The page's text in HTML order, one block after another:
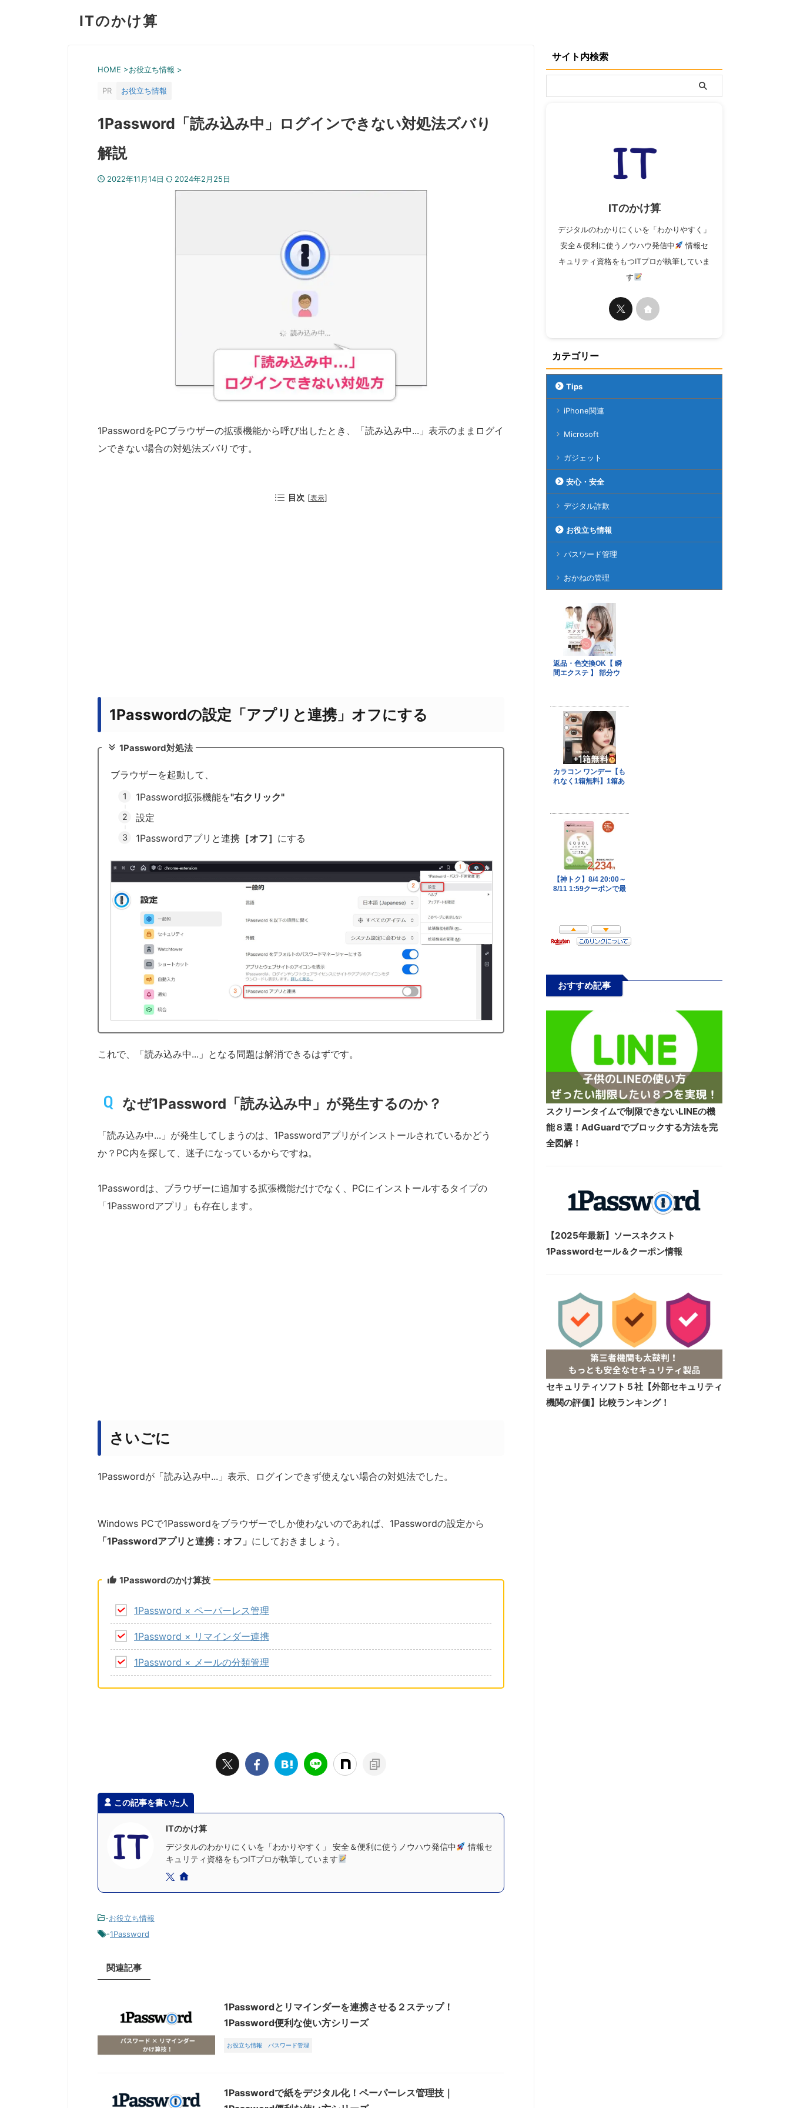
ITのかけ算
HOME >お役立ち情報 >
PR お役立ち情報
1Password「読み込み中」ログインできない対処法ズバり
解説
2022年11月14日 2024年2月25日
1PasswordをPCブラウザーの拡張機能から呼び出したとき、「読み込み中...」表示のままログイ
ンできない場合の対処法ズバりです。
目次 [表示]
1Passwordの設定「アプリと連携」オフにする
1Password対処法
ブラウザーを起動して、
1Password拡張機能を"右クリック"
設定
1Passwordアプリと連携 ［オフ］ にする
これで、「読み込み中...」となる問題は解消できるはずです。
なぜ1Password「読み込み中」が発生するのか？
「読み込み中...」が発生してしまうのは、1Passwordアプリがインストールされているかどう
か？PC内を探して、迷子になっているからですね。
1Passwordは、ブラウザーに追加する拡張機能だけでなく、PCにインストールするタイプの
「1Passwordアプリ」も存在します。
さいごに
1Passwordが「読み込み中...」表示、ログインできず使えない場合の対処法でした。
Windows PCで1Passwordをブラウザーでしか使わないのであれば、1Passwordの設定から
「1Passwordアプリと連携：オフ」 にしておきましょう。
1Passwordのかけ算技
1Password × ペーパーレス管理
1Password × リマインダー連携
1Password × メールの分類管理
この記事を書いた人
ITのかけ算
デジタルのわかりにくいを「わかりやすく」 安全＆便利に使うノウハウ発信中
情報セ
キュリティ資格をもつITプロが執筆しています
-お役立ち情報
-1Password
関連記事
1Passwordとリマインダーを連携させる２ステップ！
1Password便利な使い方シリーズ
お役立ち情報 パスワード管理
1Passwordで紙をデジタル化！ペーパーレス管理技｜
サイト内検索
ITのかけ算
デジタルのわかりにくいを「わかりやすく」
安全＆便利に使うノウハウ発信中
情報セ
キュリティ資格をもつITプロが執筆していま
す
カテゴリー
Tips
iPhone関連
Microsoft
ガジェット
安心・安全
デジタル詐欺
お役立ち情報
パスワード管理
おかねの管理
おすすめ記事
スクリーンタイムで制限できないLINEの機
能８選！AdGuardでブロックする方法を完
全図解！
【2025年最新】ソースネクスト
1Passwordセール＆クーポン情報
セキュリティソフト５社【外部セキュリティ
機関の評価】比較ランキング！